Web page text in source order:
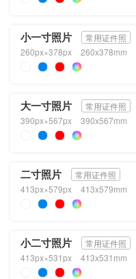
小一寸照片
常用证件照
260px×378px
260x378mm
大一寸照片
常用证件照
390px×567px
390x567mm
二寸照片
常用证件照
413px×579px
413x579mm
小二寸照片
常用证件照
413px×531px
413x531mm